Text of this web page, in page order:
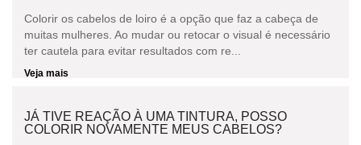
Colorir os cabelos de loiro é a opção que faz a cabeça de
muitas mulheres. Ao mudar ou retocar o visual é necessário
ter cautela para evitar resultados com re...
Veja mais
JÁ TIVE REAÇÃO À UMA TINTURA, POSSO
COLORIR NOVAMENTE MEUS CABELOS?